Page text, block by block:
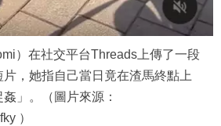
）在社交平台Threads上傳了一段
，她指自己當日竟在渣馬終點上
」。（圖片來源：
）